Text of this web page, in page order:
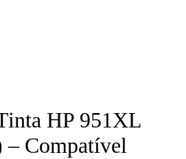
HP 951XL
– Compatível